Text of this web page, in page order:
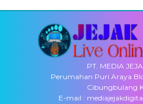
PT. MEDIA
Perumahan Puri Araya
Cibungbulang
E-mail :